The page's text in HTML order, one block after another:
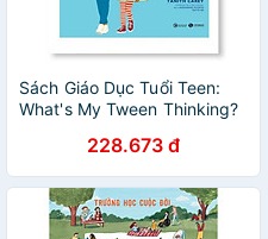
Sách Giáo Dục Tuổi Teen:
What's My Tween Thinking?
Hành Cho Cha Mẹ Hiện Đại -
Tuổi Từ 8 Đến 12
228.673 đ